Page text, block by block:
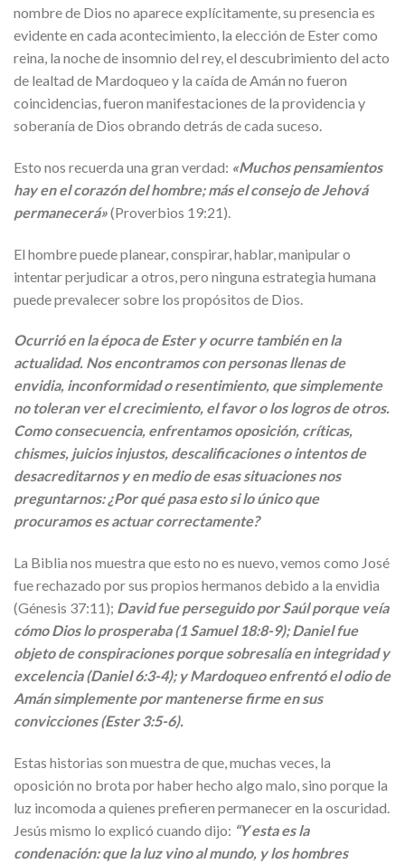
nombre de Dios no aparece explícitamente, su presencia es
evidente en cada acontecimiento, la elección de Ester como
reina, la noche de insomnio del rey, el descubrimiento del acto
de lealtad de Mardoqueo y la caída de Amán no fueron
coincidencias, fueron manifestaciones de la providencia y
soberanía de Dios obrando detrás de cada suceso.
Esto nos recuerda una gran verdad: «Muchos pensamientos
hay en el corazón del hombre; más el consejo de Jehová
permanecerá»(Proverbios 19:21).
El hombre puede planear, conspirar, hablar, manipular o
intentar perjudicar a otros, pero ninguna estrategia humana
puede prevalecer sobre los propósitos de Dios.
Ocurrió en la época de Ester y ocurre también en la
actualidad. Nos encontramos con personas llenas de
envidia, inconformidad o resentimiento, que simplemente
no toleran ver el crecimiento, el favor o los logros de otros.
Como consecuencia, enfrentamos oposición, críticas,
chismes, juicios injustos, descalificaciones o intentos de
desacreditarnos y en medio de esas situaciones nos
preguntarnos: ¿Por qué pasa esto si lo único que
procuramos es actuar correctamente?
La Biblia nos muestra que esto no es nuevo, vemos como José
fue rechazado por sus propios hermanos debido a la envidia
(Génesis 37:11); David fue perseguido por Saúl porque veía
cómo Dios lo prosperaba (1 Samuel 18:8-9); Daniel fue
objeto de conspiraciones porque sobresalía en integridad y
excelencia (Daniel 6:3-4); y Mardoqueo enfrentó el odio de
Amán simplemente por mantenerse firme en sus
convicciones (Ester 3:5-6).
Estas historias son muestra de que, muchas veces, la
oposición no brota por haber hecho algo malo, sino porque la
luz incomoda a quienes prefieren permanecer en la oscuridad.
Jesús mismo lo explicó cuando dijo: “Y esta es la
condenación: que la luz vino al mundo, y los hombres